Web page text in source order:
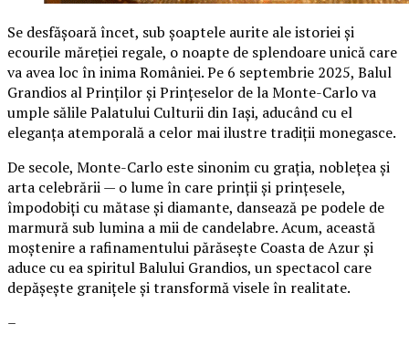
Se desfășoară încet, sub șoaptele aurite ale istoriei și
ecourile măreției regale, o noapte de splendoare unică care
va avea loc în inima României. Pe 6 septembrie 2025, Balul
Grandios al Prinților și Prințeselor de la Monte-Carlo va
umple sălile Palatului Culturii din Iași, aducând cu el
eleganța atemporală a celor mai ilustre tradiții monegasce.
De secole, Monte-Carlo este sinonim cu grația, noblețea și
arta celebrării — o lume în care prinții și prințesele,
împodobiți cu mătase și diamante, dansează pe podele de
marmură sub lumina a mii de candelabre. Acum, această
moștenire a rafinamentului părăsește Coasta de Azur și
aduce cu ea spiritul Balului Grandios, un spectacol care
depășește granițele și transformă visele în realitate.
–